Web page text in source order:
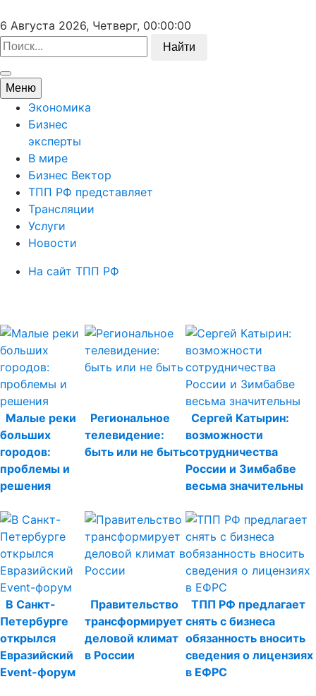
6 Августа 2026, Четверг, 00:00:00
Найти
Меню
Экономика
Бизнес
эксперты
В мире
Бизнес Вектор
ТПП РФ представляет
Трансляции
Услуги
Новости
На сайт ТПП РФ
Малые реки
больших
городов:
проблемы и
решения
Региональное
телевидение:
быть или не быть
Сергей Катырин:
возможности
сотрудничества
России и Зимбабве
весьма значительны
В Санкт-
Петербурге
открылся
Евразийский
Event-форум
Правительство
трансформирует
деловой климат
в России
ТПП РФ предлагает
снять с бизнеса
обязанность вносить
сведения о лицензиях
в ЕФРС